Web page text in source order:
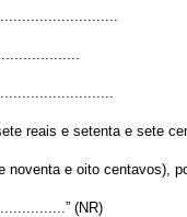
reais e setenta e sete
noventa e oito centavos),
(NR)